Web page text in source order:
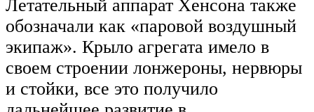
Летательный аппарат Хенсона также
обозначали как «паровой воздушный
экипаж». Крыло агрегата имело в
своем строении лонжероны, нервюры
и стойки, все это получило